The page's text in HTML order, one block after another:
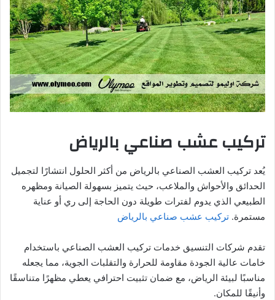
تركيب عشب صناعي بالرياض
يُعد تركيب العشب الصناعي بالرياض من أكثر الحلول انتشارًا لتجميل
الحدائق والأحواش والملاعب، حيث يتميز بسهولة الصيانة ومظهره
الطبيعي الذي يدوم لفترات طويلة دون الحاجة إلى ري أو عناية
مستمرة. تركيب عشب صناعي بالرياض
تقدم شركات التنسيق خدمات تركيب العشب الصناعي باستخدام
خامات عالية الجودة مقاومة للحرارة والتقلبات الجوية، مما يجعله
مناسبًا لبيئة الرياض، مع ضمان تثبيت احترافي يعطي مظهرًا متناسقًا
وأنيقًا للمكان.